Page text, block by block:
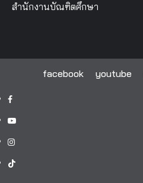
สำนักงานบัณฑิตศึกษา
facebook youtube
facebook
youtube
instagram
tiktok